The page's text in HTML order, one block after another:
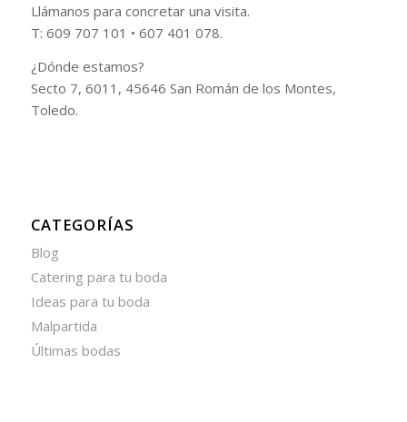
Llámanos para concretar una visita.
T: 609 707 101 • 607 401 078.
¿Dónde estamos?
Secto 7, 6011, 45646 San Román de los Montes,
Toledo.
CATEGORÍAS
Blog
Catering para tu boda
Ideas para tu boda
Malpartida
Últimas bodas